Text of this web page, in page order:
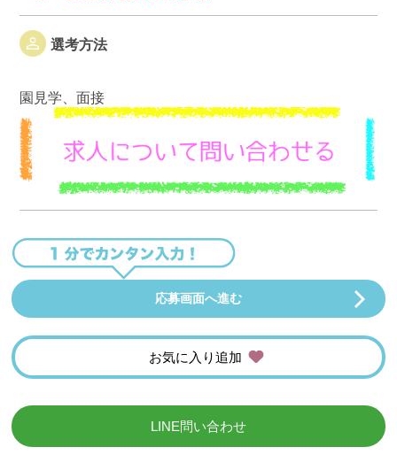
選考方法
園見学、面接
応募画面へ進む
お気に入り追加
LINE問い合わせ